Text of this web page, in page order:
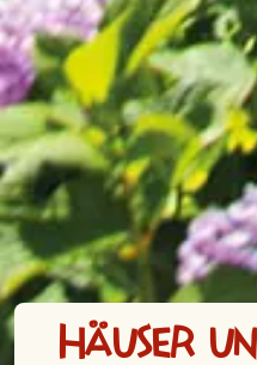
Häuser